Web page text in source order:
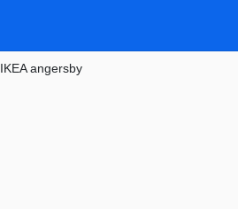
IKEA angersby